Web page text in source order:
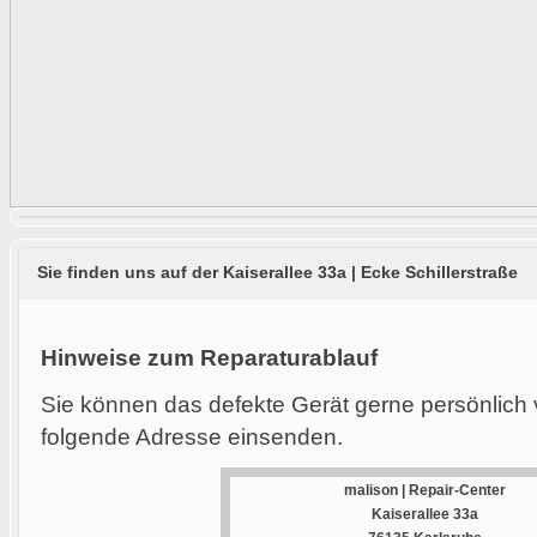
Sie finden uns auf der Kaiserallee 33a | Ecke Schillerstraße
Hinweise zum Reparaturablauf
Sie können das defekte Gerät gerne
folgende Adresse einsenden.
malison | Repair-Center
Kaiserallee 33a